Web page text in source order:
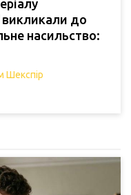
викликали до
насильство:
Шекспір